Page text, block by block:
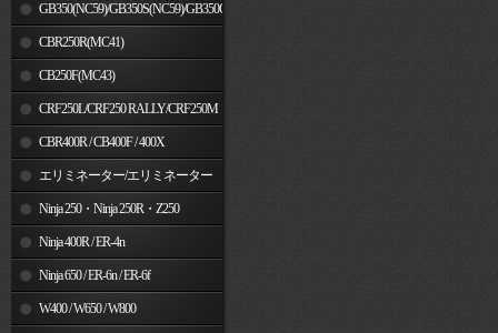
GB350(NC59)/GB350S(NC59)/GB350C(NC64)
CBR250R(MC41)
CB250F(MC43)
CRF250L/CRF250 RALLY/CRF250M
CBR400R / CB400F / 400X
エリミネーター/エリミネーター
SE Ninja 250・Ninja 250R・Z250
Ninja 400R / ER-4n
Ninja 650 / ER-6n / ER-6f
W400 / W650 / W800